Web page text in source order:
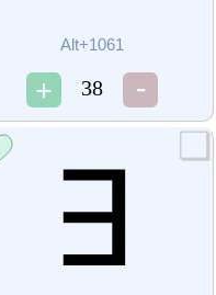
Alt+1061
38
∃